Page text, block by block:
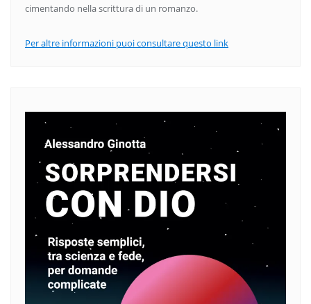
cimentando nella scrittura di un romanzo.
Per altre informazioni puoi consultare questo link